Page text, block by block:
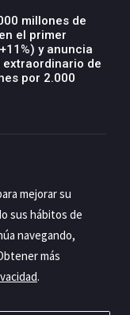
millones de
el primer
y anuncia
extraordinario de
por 2.000
modelo global
en siete
mejorar su
sus hábitos de
navegando,
más
.